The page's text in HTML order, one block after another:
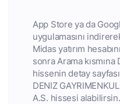
App Store ya da
uygulamasını
Midas yatırım
sonra Arama kısmına
hissenin detay
DENIZ
A.S. hissesi alabilirsin.